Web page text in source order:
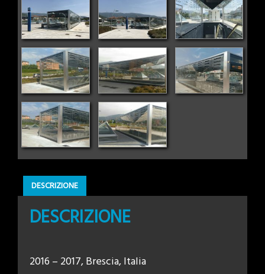
DESCRIZIONE
DESCRIZIONE
2016 – 2017, Brescia, Italia